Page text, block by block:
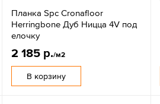
Планка Spc Cronafloor
Herringbone Дуб Ницца 4V под
елочку
2 185 р./м2
В корзину